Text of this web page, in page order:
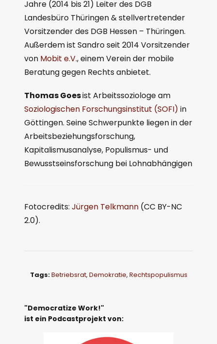
Jahre (2014 bis 21) Leiter des DGB
Landesbüro Thüringen & stellvertretender
Vorsitzender des DGB Hessen – Thüringen.
Außerdem ist Sandro seit 2014 Vorsitzender
von Mobit e.V., einem Verein der mobile
Beratung gegen Rechts anbietet.
Thomas Goesist Arbeitssoziologe am
Soziologischen Forschungsinstitut (SOFI) in
Göttingen. Seine Schwerpunkte liegen in der
Arbeitsbeziehungsforschung,
Kapitalismusanalyse, Populismus- und
Bewusstseinsforschung bei Lohnabhängigen
Fotocredits: Jürgen Telkmann (CC BY-NC
2.0).
Tags:Betriebsrat, Demokratie, Rechtspopulismus
"Democratize Work!"
ist ein Podcastprojekt von: